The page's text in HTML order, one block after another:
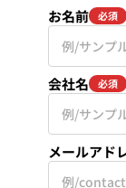
お名前 必須
会社名 必須
メールアド